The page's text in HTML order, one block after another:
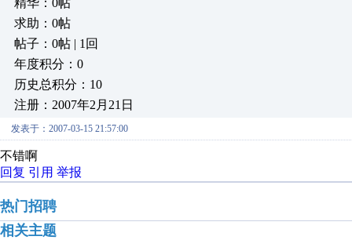
精华：0帖
求助：0帖
帖子：0帖 | 1回
年度积分：0
历史总积分：10
注册：2007年2月21日
发表于：2007-03-15 21:57:00
不错啊
回复 引用 举报
热门招聘
相关主题